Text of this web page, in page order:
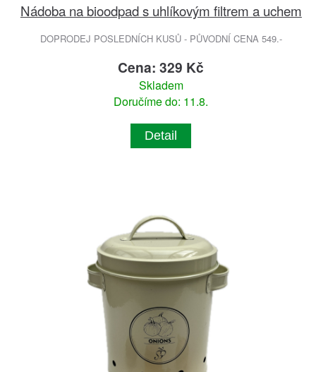
Nádoba na bioodpad s uhlíkovým filtrem a uchem
DOPRODEJ POSLEDNÍCH KUSŮ - PŮVODNÍ CENA 549.-
Cena: 329 Kč
Skladem
Doručíme do: 11.8.
Detail